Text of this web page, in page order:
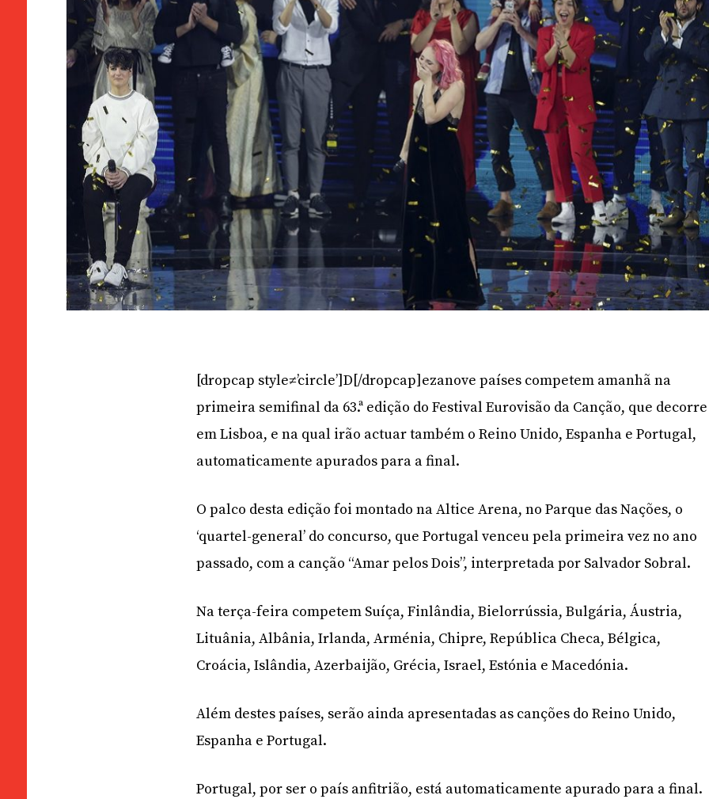
[dropcap style≠’circle’]D[/dropcap]ezanove países competem amanhã na
primeira semifinal da 63.ª edição do Festival Eurovisão da Canção, que decorre
em Lisboa, e na qual irão actuar também o Reino Unido, Espanha e Portugal,
automaticamente apurados para a final.
O palco desta edição foi montado na Altice Arena, no Parque das Nações, o
‘quartel-general’ do concurso, que Portugal venceu pela primeira vez no ano
passado, com a canção “Amar pelos Dois”, interpretada por Salvador Sobral.
Na terça-feira competem Suíça, Finlândia, Bielorrússia, Bulgária, Áustria,
Lituânia, Albânia, Irlanda, Arménia, Chipre, República Checa, Bélgica,
Croácia, Islândia, Azerbaijão, Grécia, Israel, Estónia e Macedónia.
Além destes países, serão ainda apresentadas as canções do Reino Unido,
Espanha e Portugal.
Portugal, por ser o país anfitrião, está automaticamente apurado para a final.